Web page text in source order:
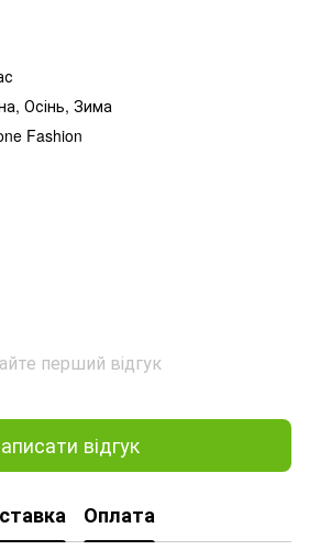
Осінь, Зима
Fashion
перший відгук
відгук
Оплата